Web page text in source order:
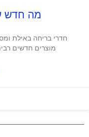
מה חדש
חדרי בריחה באילת
מוצרים חדשים